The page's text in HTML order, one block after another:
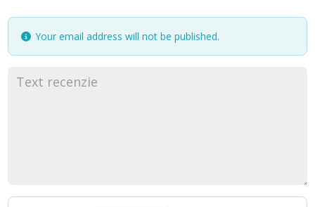
Your email address will not be published.